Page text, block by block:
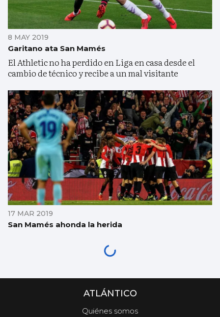
8 MAY 2019
Garitano ata San Mamés
El Athletic no ha perdido en Liga en casa desde el
cambio de técnico y recibe a un mal visitante
17 MAR 2019
San Mamés ahonda la herida
ATLÁNTICO
Quiénes somos